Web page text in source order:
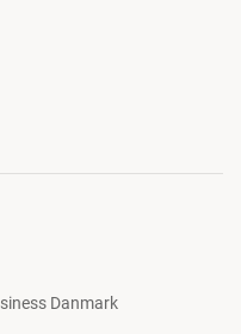
Danmark